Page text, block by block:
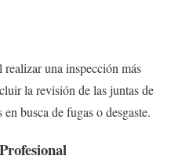
realizar una inspección más
la revisión de las juntas de
busca de fugas o desgaste.